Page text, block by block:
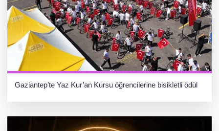
Gaziantep’te Yaz Kur’an Kursu öğrencilerine bisikletli ödül